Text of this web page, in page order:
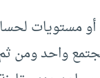
واحد ومن